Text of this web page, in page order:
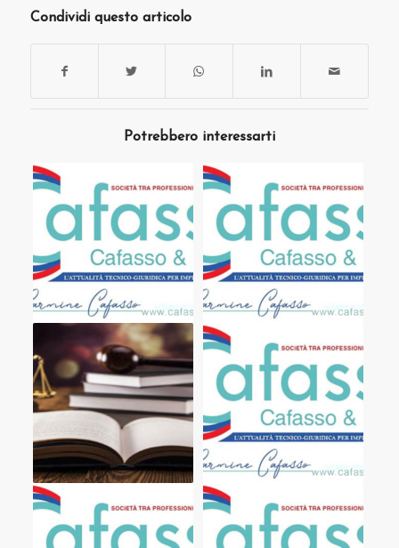
Condividi questo articolo
Potrebbero interessarti